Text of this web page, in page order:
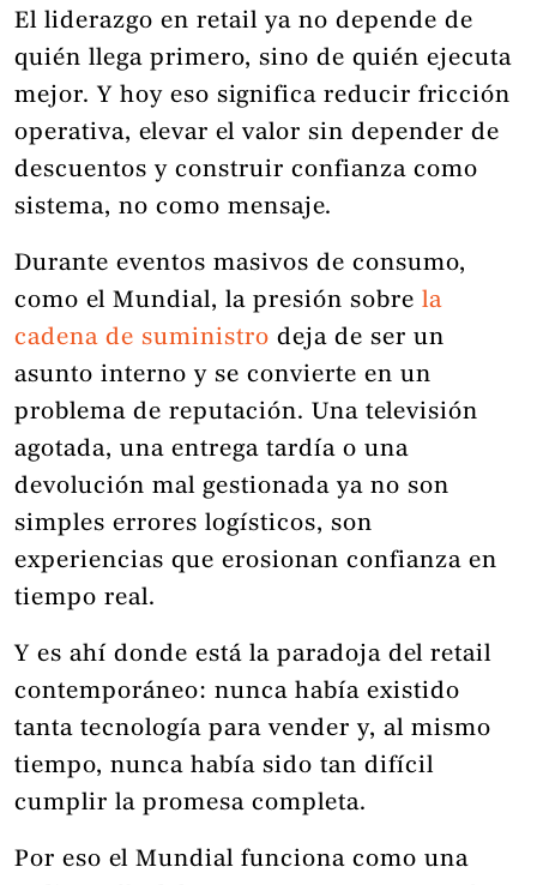
El liderazgo en retail ya no depende de
quién llega primero, sino de quién ejecuta
mejor. Y hoy eso significa reducir fricción
operativa, elevar el valor sin depender de
descuentos y construir confianza como
sistema, no como mensaje.
Durante eventos masivos de consumo,
como el Mundial, la presión sobre la
cadena de suministro deja de ser un
asunto interno y se convierte en un
problema de reputación. Una televisión
agotada, una entrega tardía o una
devolución mal gestionada ya no son
simples errores logísticos, son
experiencias que erosionan confianza en
tiempo real.
Y es ahí donde está la paradoja del retail
contemporáneo: nunca había existido
tanta tecnología para vender y, al mismo
tiempo, nunca había sido tan difícil
cumplir la promesa completa.
Por eso el Mundial funciona como una